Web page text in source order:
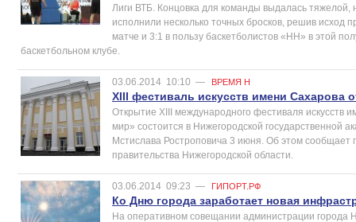
Лиги ВТБ. Концовка для команды выдалась
исполнили несколько точных бросков, решив исход
матче и 3:1 в пользу баскетболистов «НН» в этой
баскетбольном клубе.
03.06.2014 10:10 — ВРЕМЯ Н
XIII фестиваль искусств имени Сахарова
Открытие ХIII международного фестиваля искусств
мир» состоится в Нижегородской государственной
Мстислава Ростроповича 3 июня. Об этом сообщает
правительства Нижегородской области.
03.06.2014 09:23 — ГИПОРТ.РФ
Ко Дню города заработает новая
На оперативном совещании администрации города